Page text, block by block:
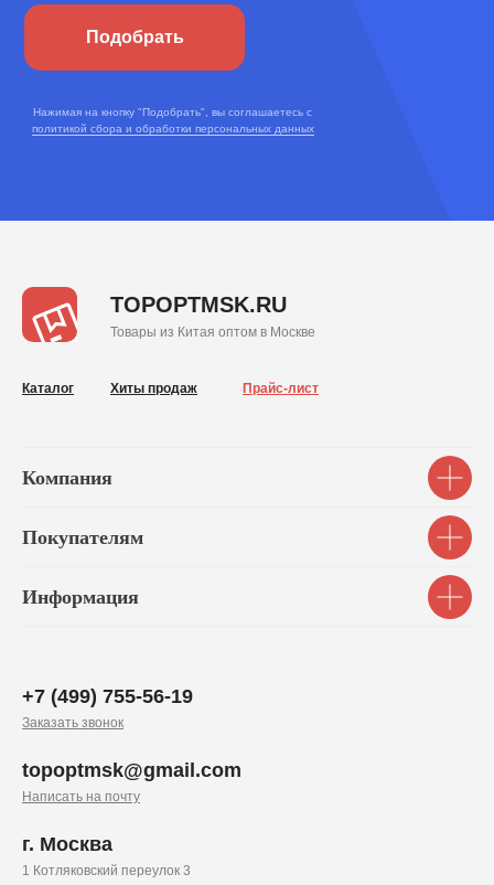
Подобрать
Нажимая на кнопку "Подобрать", вы соглашаетесь с
политикой сбора и обработки персональных данных
Каталог Хиты продаж Прайс-лист
TOPOPTMSK.RU
Товары из Китая оптом в Москве
Компания
Покупателям
Информация
+7 (499) 755-56-19
Заказать звонок
topoptmsk@gmail.com
Написать на почту
г. Москва
1 Котляковский переулок 3